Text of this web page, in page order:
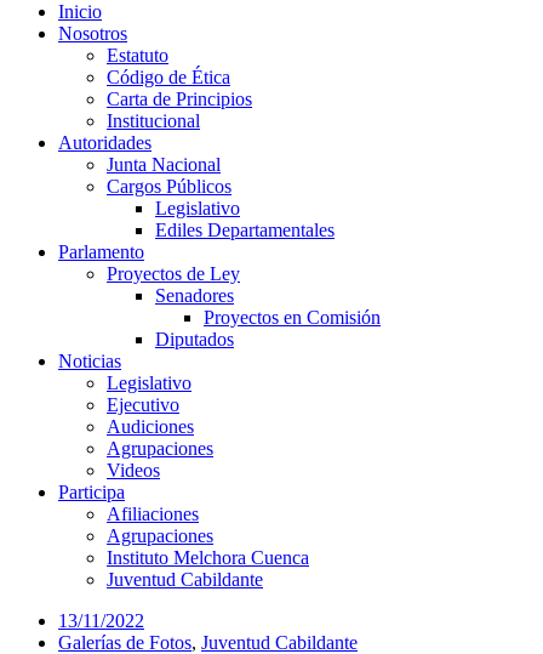
Inicio
Nosotros
Estatuto
Código de Ética
Carta de Principios
Institucional
Autoridades
Junta Nacional
Cargos Públicos
Legislativo
Ediles Departamentales
Parlamento
Proyectos de Ley
Senadores
Proyectos en Comisión
Diputados
Noticias
Legislativo
Ejecutivo
Audiciones
Agrupaciones
Videos
Participa
Afiliaciones
Agrupaciones
Instituto Melchora Cuenca
Juventud Cabildante
13/11/2022
Galerías de Fotos, Juventud Cabildante